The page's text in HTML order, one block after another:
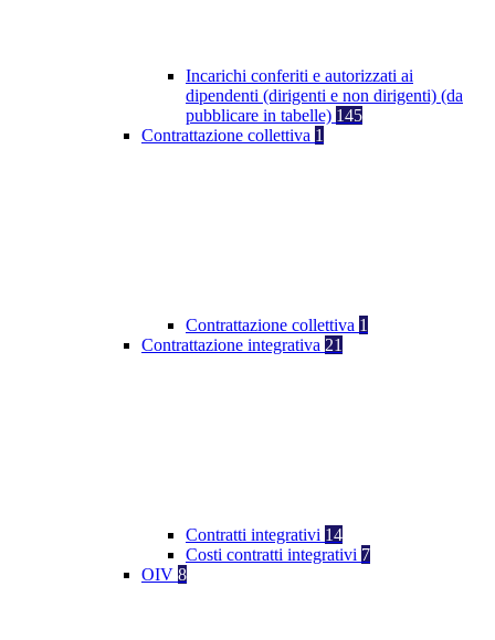
Incarichi conferiti e autorizzati ai
dipendenti (dirigenti e non dirigenti) (da
pubblicare in tabelle) 145
Contrattazione collettiva 1
Contrattazione collettiva 1
Contrattazione integrativa 21
Contratti integrativi 14
Costi contratti integrativi 7
OIV 8